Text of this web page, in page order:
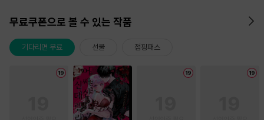
무료쿠폰으로 볼 수 있는 작품
기다리면 무료 선물 점핑패스